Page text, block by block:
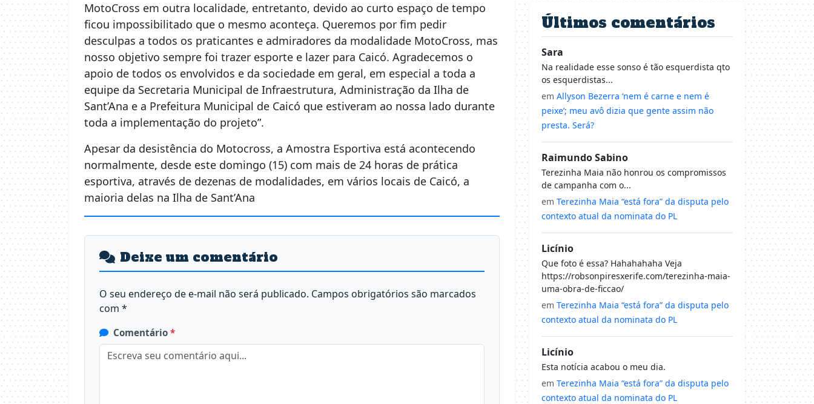
MotoCross em outra localidade, entretanto, devido ao curto espaço de tempo
ficou impossibilitado que o mesmo aconteça. Queremos por fim pedir
desculpas a todos os praticantes e admiradores da modalidade MotoCross, mas
nosso objetivo sempre foi trazer esporte e lazer para Caicó. Agradecemos o
apoio de todos os envolvidos e da sociedade em geral, em especial a toda a
equipe da Secretaria Municipal de Infraestrutura, Administração da Ilha de
Sant’Ana e a Prefeitura Municipal de Caicó que estiveram ao nossa lado durante
toda a implementação do projeto”.
Apesar da desistência do Motocross, a Amostra Esportiva está acontecendo
normalmente, desde este domingo (15) com mais de 24 horas de prática
esportiva, através de dezenas de modalidades, em vários locais de Caicó, a
maioria delas na Ilha de Sant’Ana
Deixe um comentário
O seu endereço de e-mail não será publicado. Campos obrigatórios são marcados
com *
Comentário *
Últimos comentários
Sara
Na realidade esse sonso é tão esquerdista qto
os esquerdistas...
em Allyson Bezerra ‘nem é carne e nem é
peixe’; meu avô dizia que gente assim não
presta. Será?
Raimundo Sabino
Terezinha Maia não honrou os compromissos
de campanha com o...
em Terezinha Maia “está fora” da disputa pelo
contexto atual da nominata do PL
Licínio
Que foto é essa? Hahahahaha Veja
https://robsonpiresxerife.com/terezinha-maia-
uma-obra-de-ficcao/
em Terezinha Maia “está fora” da disputa pelo
contexto atual da nominata do PL
Licínio
Esta notícia acabou o meu dia.
em Terezinha Maia “está fora” da disputa pelo
contexto atual da nominata do PL